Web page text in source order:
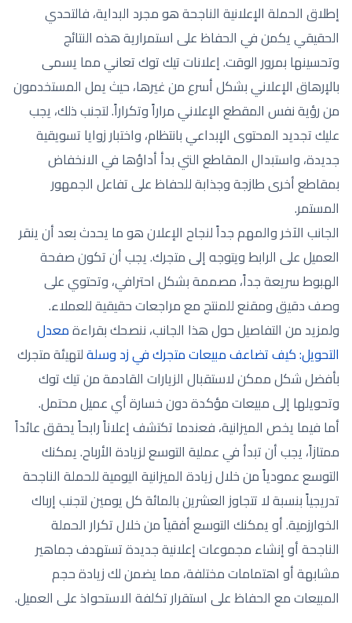
إطلاق الحملة الإعلانية الناجحة هو مجرد البداية، فالتحدي
الحقيقي يكمن في الحفاظ على استمرارية هذه النتائج
وتحسينها بمرور الوقت. إعلانات تيك توك تعاني مما يسمى
بالإرهاق الإعلاني بشكل أسرع من غيرها، حيث يمل المستخدمون
من رؤية نفس المقطع الإعلاني مراراً وتكراراً. لتجنب ذلك، يجب
عليك تجديد المحتوى الإبداعي بانتظام، واختبار زوايا تسويقية
جديدة، واستبدال المقاطع التي بدأ أداؤها في الانخفاض
بمقاطع أخرى طازجة وجذابة للحفاظ على تفاعل الجمهور
المستمر.
الجانب الآخر والمهم جداً لنجاح الإعلان هو ما يحدث بعد أن ينقر
العميل على الرابط ويتوجه إلى متجرك. يجب أن تكون صفحة
الهبوط سريعة جداً، مصممة بشكل احترافي، وتحتوي على
وصف دقيق ومقنع للمنتج مع مراجعات حقيقية للعملاء.
ولمزيد من التفاصيل حول هذا الجانب، ننصحك بقراءةمعدل
التحويل: كيف تضاعف مبيعات متجرك في زد وسلةلتهيئة متجرك
بأفضل شكل ممكن لاستقبال الزيارات القادمة من تيك توك
وتحويلها إلى مبيعات مؤكدة دون خسارة أي عميل محتمل.
أما فيما يخص الميزانية، فعندما تكتشف إعلاناً رابحاً يحقق عائداً
ممتازاً، يجب أن تبدأ في عملية التوسع لزيادة الأرباح. يمكنك
التوسع عمودياً من خلال زيادة الميزانية اليومية للحملة الناجحة
تدريجياً بنسبة لا تتجاوز العشرين بالمائة كل يومين لتجنب إرباك
الخوارزمية. أو يمكنك التوسع أفقياً من خلال تكرار الحملة
الناجحة أو إنشاء مجموعات إعلانية جديدة تستهدف جماهير
مشابهة أو اهتمامات مختلفة، مما يضمن لك زيادة حجم
المبيعات مع الحفاظ على استقرار تكلفة الاستحواذ على العميل.